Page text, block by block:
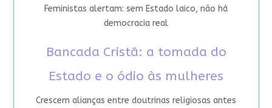
Feministas alertam: sem Estado laico, não há
democracia real
Bancada Cristã: a tomada do
Estado e o ódio às mulheres
Crescem alianças entre doutrinas religiosas antes